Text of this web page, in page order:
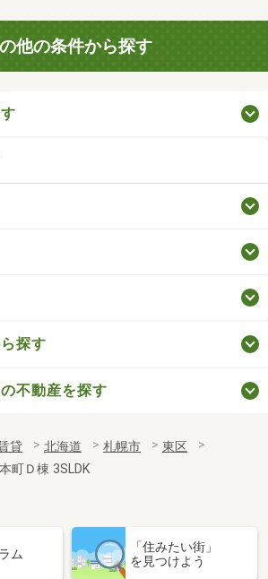
他の条件から探す
探す
不動産を探す
貸 北海道 札幌市
東区
町Ｄ棟 3SLDK
ム
「住みたい街」
を見つけよう